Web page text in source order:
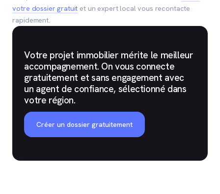
votre dossier gratuit et un expert local vous recontacte
rapidement.
Votre projet immobilier mérite le meilleur
accompagnement. On vous connecte
gratuitement et sans engagement avec
un agent de confiance, sélectionné dans
votre région.
Créer un dossier gratuitement